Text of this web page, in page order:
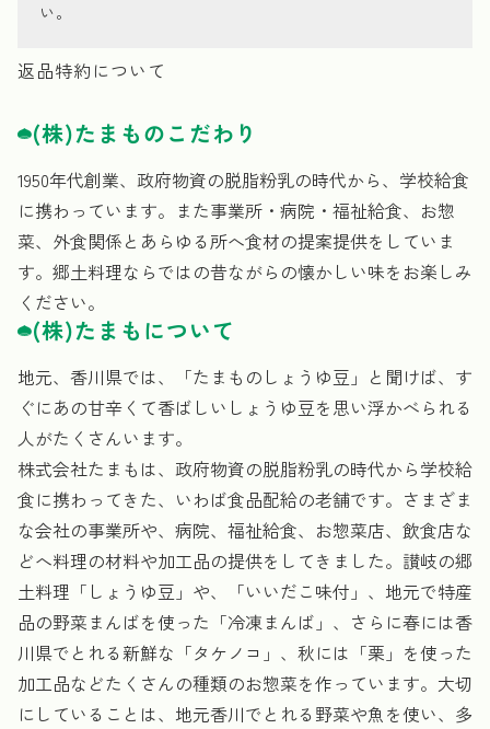
い。
返品特約について
(株)たまものこだわり
1950年代創業、政府物資の脱脂粉乳の時代から、学校給食
に携わっています。また事業所・病院・福祉給食、お惣
菜、外食関係とあらゆる所へ食材の提案提供をしていま
す。郷土料理ならではの昔ながらの懐かしい味をお楽しみ
ください。
(株)たまもについて
地元、香川県では、「たまものしょうゆ豆」と聞けば、す
ぐにあの甘辛くて香ばしいしょうゆ豆を思い浮かべられる
人がたくさんいます。
株式会社たまもは、政府物資の脱脂粉乳の時代から学校給
食に携わってきた、いわば食品配給の老舗です。さまざま
な会社の事業所や、病院、福祉給食、お惣菜店、飲食店な
どへ料理の材料や加工品の提供をしてきました。讃岐の郷
土料理「しょうゆ豆」や、「いいだこ味付」、地元で特産
品の野菜まんばを使った「冷凍まんば」、さらに春には香
川県でとれる新鮮な「タケノコ」、秋には「栗」を使った
加工品などたくさんの種類のお惣菜を作っています。大切
にしていることは、地元香川でとれる野菜や魚を使い、多